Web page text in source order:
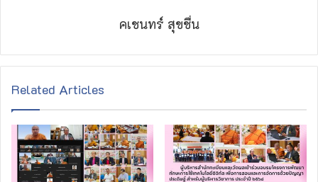
คเชนทร์ สุขชื่น
Related Articles